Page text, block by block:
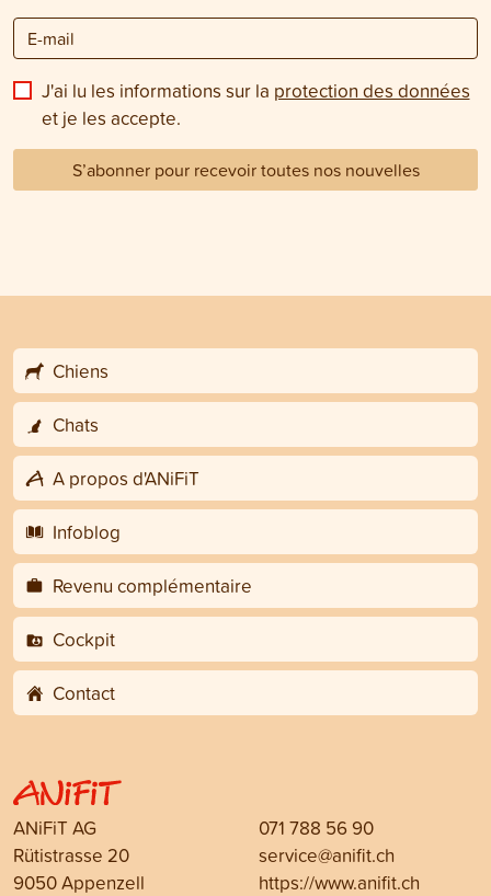
J'ai lu les informations sur la protection des données
et je les accepte.
S’abonner pour recevoir toutes nos nouvelles
Chiens
Chats
A propos d'ANiFiT
Infoblog
Revenu complémentaire
Cockpit
Contact
ANiFiT AG
Rütistrasse 20
9050 Appenzell
071 788 56 90
service@anifit.ch
https://www.anifit.ch